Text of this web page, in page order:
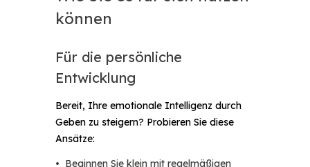
können
Für die persönliche
Entwicklung
Bereit, Ihre emotionale Intelligenz durch
Geben zu steigern? Probieren Sie diese
Ansätze:
• Beginnen Sie klein mit regelmäßigen